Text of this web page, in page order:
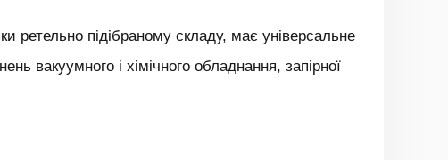
ретельно підібраному складу, має універсальне
вакуумного і хімічного обладнання, запірної